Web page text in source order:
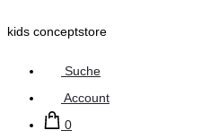
kids conceptstore
Suche
Account
0